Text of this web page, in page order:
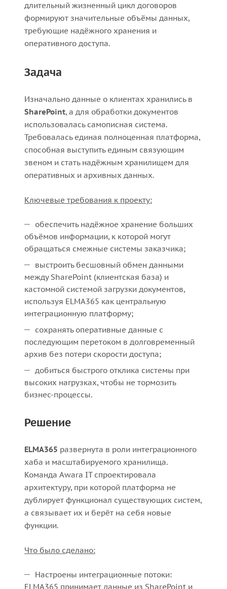
длительный жизненный цикл договоров
формируют значительные объёмы данных,
требующие надёжного хранения и
оперативного доступа.
Задача
Изначально данные о клиентах хранились в
SharePoint, а для обработки документов
использовалась самописная система.
Требовалась единая полноценная платформа,
способная выступить единым связующим
звеном и стать надёжным хранилищем для
оперативных и архивных данных.
Ключевые требования к проекту:
обеспечить надёжное хранение больших
объёмов информации, к которой могут
обращаться смежные системы заказчика;
выстроить бесшовный обмен данными
между SharePoint (клиентская база) и
кастомной системой загрузки документов,
используя ELMA365 как центральную
интеграционную платформу;
сохранять оперативные данные с
последующим перетоком в долговременный
архив без потери скорости доступа;
добиться быстрого отклика системы при
высоких нагрузках, чтобы не тормозить
бизнес-процессы.
Решение
ELMA365 развернута в роли интеграционного
хаба и масштабируемого хранилища.
Команда Awara IT спроектировала
архитектуру, при которой платформа не
дублирует функционал существующих систем,
а связывает их и берёт на себя новые
функции.
Что было сделано:
Настроены интеграционные потоки:
ELMA365 принимает данные из SharePoint и